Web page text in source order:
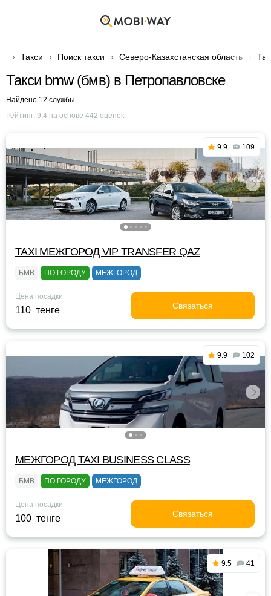
Такси Поиск такси Северо-Казахстанская область
Такси bmw (бмв) в Петропавловске
Найдено 12 службы
Рейтинг: 9.4 на основе 442 оценок
9.9 109
TAXI МЕЖГОРОД VIP TRANSFER QАZ
БМВ ПО ГОРОДУ МЕЖГОРОД
Цена посадки
110 тенге Связаться
9.9 102
МЕЖГОРОД TAXI BUSINESS CLASS
БМВ ПО ГОРОДУ МЕЖГОРОД
Цена посадки
100 тенге Связаться
9.5 41